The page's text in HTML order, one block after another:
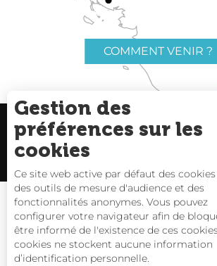
COMMENT VENIR ?
Charte du voyageur
Espace Pro
Carte interactive
Gestion des
préférences sur les
cookies
Ce site web active par défaut des
des outils de mesure d'audience et des
fonctionnalités anonymes. Vous pouvez
configurer votre navigateur afin de
être informé de l'existence de ces
cookies ne stockent aucune information
d’identification personnelle.